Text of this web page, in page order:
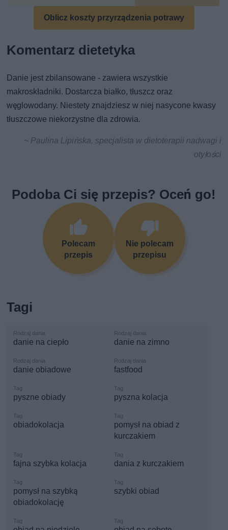
Oblicz koszty przyrządzenia potrawy
Komentarz dietetyka
Danie jest zbilansowane - zawiera wszystkie
makroskładniki. Dostarcza białko, tłuszcz oraz
węglowodany. Niestety znajdziesz w niej nasycone kwasy
tłuszczowe niekorzystne dla zdrowia.
~ Paulina Lipińska, specjalista w dietoterapii nadwagi i
otyłości
Podoba Ci się przepis? Oceń go!
Polecam
przepis
Nie polecam
przepisu
Tagi
danie na ciepło danie na zimno
danie obiadowe fastfood
pyszne obiady pyszna kolacja
obiadokolacja
pomysł na obiad z
kurczakiem
fajna szybka kolacja dania z kurczakiem
pomysł na szybką
obiadokolację
szybki obiad